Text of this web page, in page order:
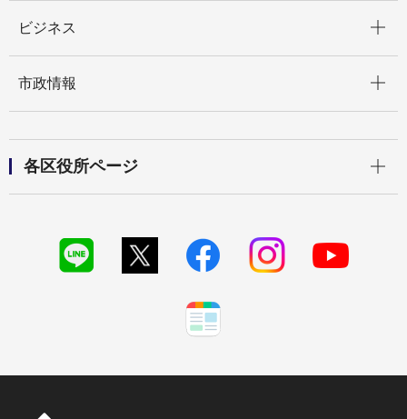
ビジネス
市政情報
各区役所ページ